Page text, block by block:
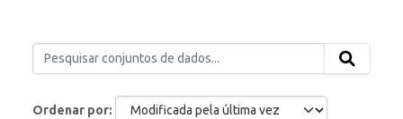
Ordenar por